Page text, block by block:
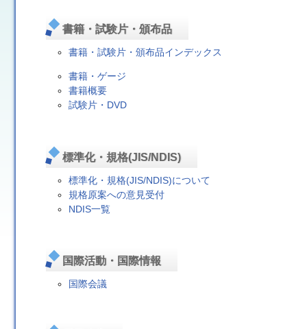
書籍・試験片・頒布品
書籍・試験片・頒布品インデックス
書籍・ゲージ
書籍概要
試験片・DVD
標準化・規格(JIS/NDIS)
標準化・規格(JIS/NDIS)について
規格原案への意見受付
NDIS一覧
国際活動・国際情報
国際会議